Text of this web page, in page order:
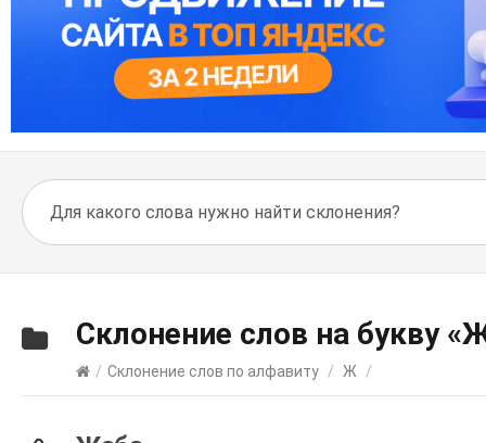
Склонение слов на букву
/ Склонение слов по алфавиту / Ж /